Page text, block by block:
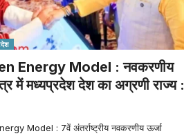
Energy Model : नवकरणीय
में मध्यप्रदेश देश का अग्रणी राज्य :
Model : 7वें अंतर्राष्ट्रीय नवकरणीय ऊर्जा